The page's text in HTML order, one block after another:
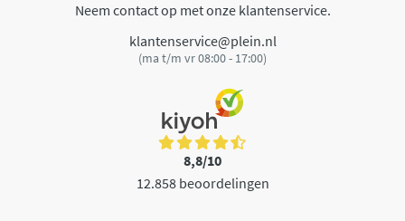
Neem contact op met onze klantenservice.
klantenservice@plein.nl
(ma t/m vr 08:00 - 17:00)
8,8/10
12.858 beoordelingen